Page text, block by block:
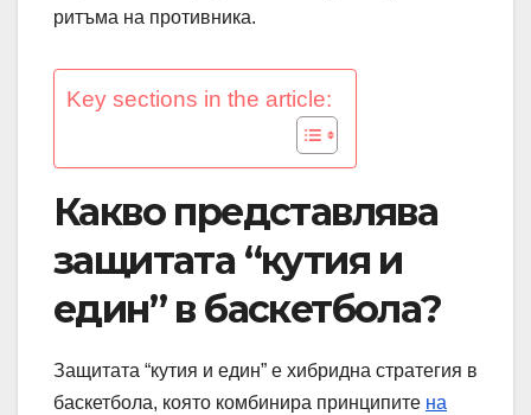
ритъма на противника.
Key sections in the article:
Какво представлява
защитата “кутия и
един” в баскетбола?
Защитата “кутия и един” е хибридна стратегия в
баскетбола, която комбинира принципите на